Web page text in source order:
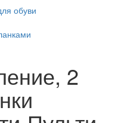
обуви
2